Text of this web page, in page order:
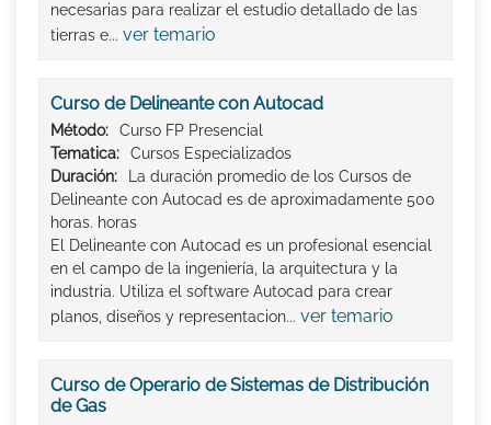
necesarias para realizar el estudio detallado de las
tierras e... ver temario
Curso de Delineante con Autocad
Método:
Curso FP Presencial
Tematica:
Cursos Especializados
Duración:
La duración promedio de los Cursos de
Delineante con Autocad es de aproximadamente 500
horas. horas
El Delineante con Autocad es un profesional esencial
en el campo de la ingeniería, la arquitectura y la
industria. Utiliza el software Autocad para crear
planos, diseños y representacion... ver temario
Curso de Operario de Sistemas de Distribución
de Gas